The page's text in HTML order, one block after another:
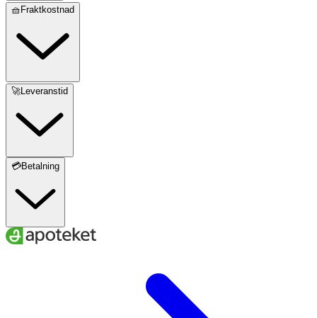
🧺Fraktkostnad
🚀Leveranstid
💳Betalning